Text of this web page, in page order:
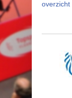
overzicht